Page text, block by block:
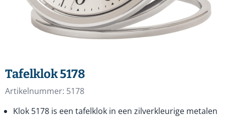
Tafelklok 5178
Artikelnummer: 5178
Klok 5178 is een tafelklok in een zilverkleurige metalen